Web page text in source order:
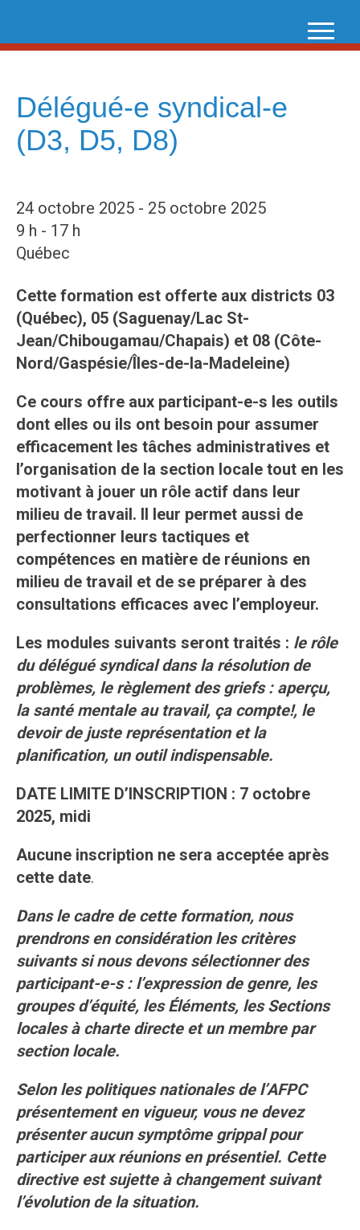
content
Délégué-e syndical-e
(D3, D5, D8)
24 octobre 2025 - 25 octobre 2025
9 h - 17 h
Québec
Cette formation est offerte aux districts 03
(Québec), 05 (Saguenay/Lac St-
Jean/Chibougamau/Chapais) et 08 (Côte-
Nord/Gaspésie/Îles-de-la-Madeleine)
Ce cours offre aux participant-e-s les outils
dont elles ou ils ont besoin pour assumer
efficacement les tâches administratives et
l’organisation de la section locale tout en les
motivant à jouer un rôle actif dans leur
milieu de travail. Il leur permet aussi de
perfectionner leurs tactiques et
compétences en matière de réunions en
milieu de travail et de se préparer à des
consultations efficaces avec l’employeur.
Les modules suivants seront traités : le rôle
du délégué syndical dans la résolution de
problèmes, le règlement des griefs : aperçu,
la santé mentale au travail, ça compte!, le
devoir de juste représentation et la
planification, un outil indispensable.
DATE LIMITE D’INSCRIPTION : 7 octobre
2025, midi
Aucune inscription ne sera acceptée après
cette date.
Dans le cadre de cette formation, nous
prendrons en considération les critères
suivants si nous devons sélectionner des
participant-e-s : l’expression de genre, les
groupes d’équité, les Éléments, les Sections
locales à charte directe et un membre par
section locale.
Selon les politiques nationales de l’AFPC
présentement en vigueur, vous ne devez
présenter aucun symptôme grippal pour
participer aux réunions en présentiel. Cette
directive est sujette à changement suivant
l’évolution de la situation.